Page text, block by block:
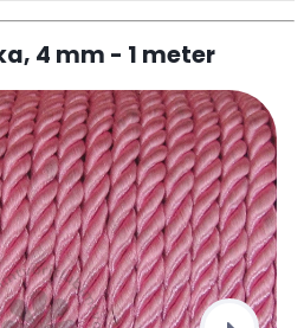
4 mm - 1 meter